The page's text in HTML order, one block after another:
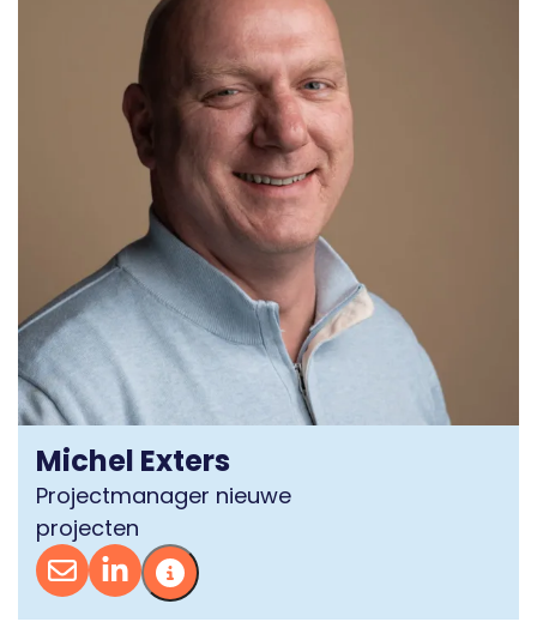
Michel Exters
Projectmanager nieuwe
projecten